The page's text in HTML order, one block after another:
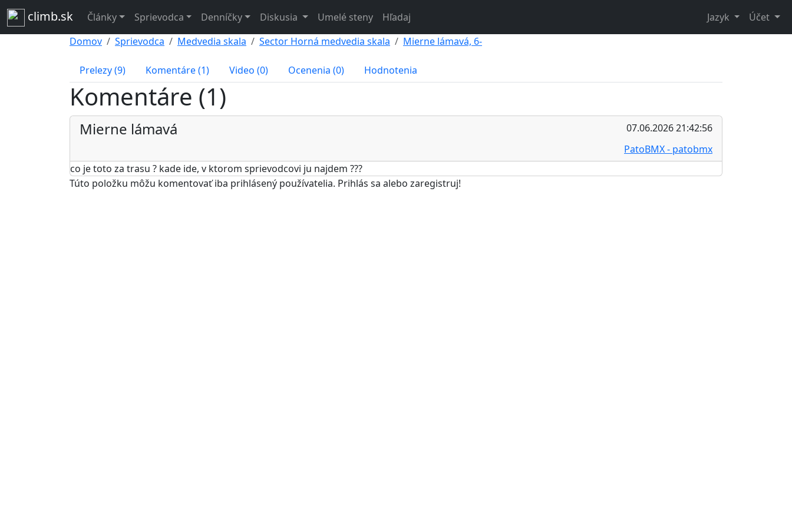
climb.sk Články Sprievodca Denníčky Diskusia Umelé steny Hľadaj Jazyk
Účet
Domov
Sprievodca Medvedia skala Sector Horná medvedia skala Mierne lámavá, 6-
Prelezy (9) Komentáre (1) Video (0) Ocenenia (0) Hodnotenia
Komentáre (1)
Mierne lámavá
07.06.2026 21:42:56
PatoBMX - patobmx
co je toto za trasu ? kade ide, v ktorom sprievodcovi ju najdem ???
Túto položku môžu komentovať iba prihlásený používatelia. Prihlás sa alebo zaregistruj!